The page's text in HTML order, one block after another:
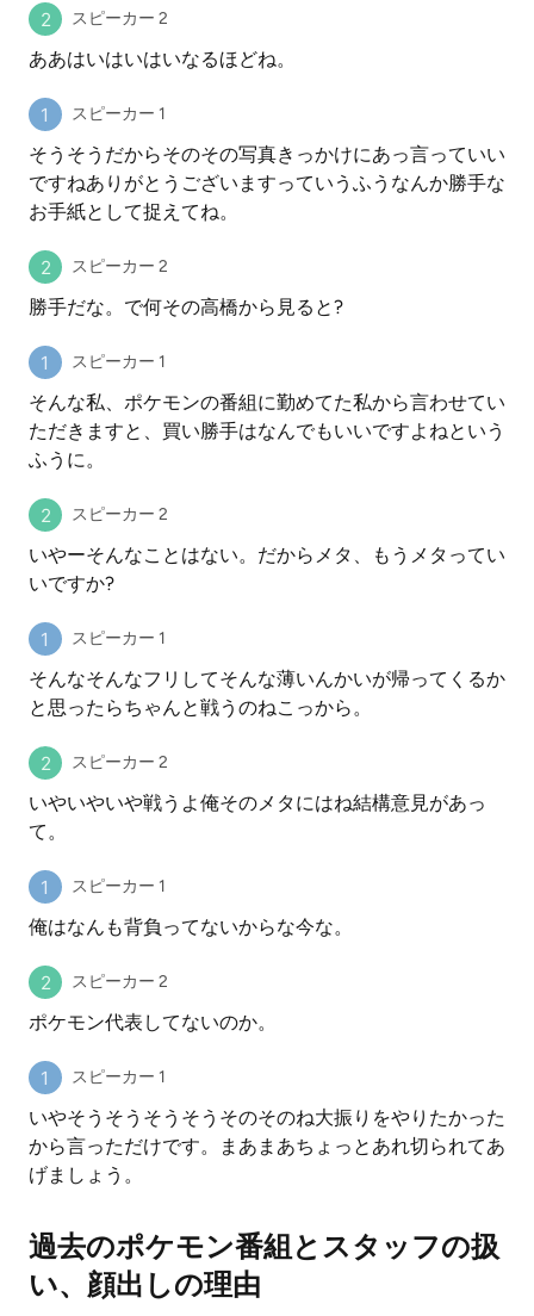
スピーカー 2
ああはいはいはいなるほどね。
スピーカー 1
そうそうだからそのその写真きっかけにあっ言っていい
ですねありがとうございますっていうふうなんか勝手な
お手紙として捉えてね。
スピーカー 2
勝手だな。で何その高橋から見ると?
スピーカー 1
そんな私、ポケモンの番組に勤めてた私から言わせてい
ただきますと、買い勝手はなんでもいいですよねという
ふうに。
スピーカー 2
いやーそんなことはない。だからメタ、もうメタってい
いですか?
スピーカー 1
そんなそんなフリしてそんな薄いんかいが帰ってくるか
と思ったらちゃんと戦うのねこっから。
スピーカー 2
いやいやいや戦うよ俺そのメタにはね結構意見があっ
て。
スピーカー 1
俺はなんも背負ってないからな今な。
スピーカー 2
ポケモン代表してないのか。
スピーカー 1
いやそうそうそうそうそのそのね大振りをやりたかった
から言っただけです。まあまあちょっとあれ切られてあ
げましょう。
過去のポケモン番組とスタッフの扱
い、顔出しの理由